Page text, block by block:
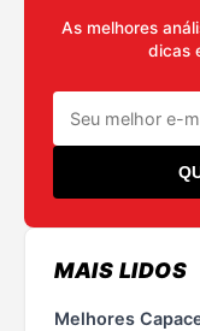
As melhores
dicas
MAIS LIDOS
Melhores